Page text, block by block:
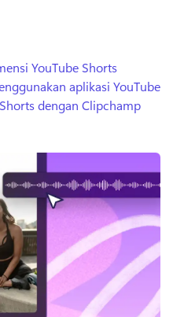
YouTube Shorts
aplikasi YouTube
dengan Clipchamp